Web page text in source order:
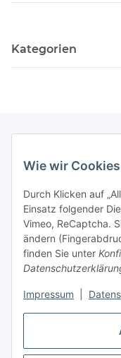
Wie wir
Durch Klicken auf
Einsatz folgender
Vimeo, ReCaptcha.
ändern
finden Sie unter
Impressum
Kategorien
Zahlungsmöglichkeiten
Versandinformationen
Gesetzliche